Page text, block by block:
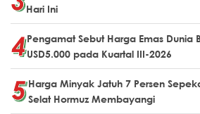
Hari Ini
Pengamat Sebut Harga Emas Dunia
USD5.000 pada Kuartal III-2026
Harga Minyak Jatuh 7 Persen
Selat Hormuz Membayangi